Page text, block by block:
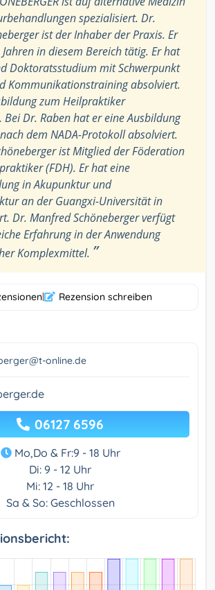
spezialisiert. Dr.
ist der Inhaber der Praxis. Er
in diesem Bereich tätig. Er hat
Doktoratsstudium mit Schwerpunkt
Kommunikationstraining absolviert.
zum Heilpraktiker
Bei Dr. Raben hat er eine Ausbildung
dem NADA-Protokoll absolviert.
ist Mitglied der Föderation
(FDH). Er hat eine
in Akupunktur und
an der Guangxi-Universität in
Dr. Manfred Schöneberger verfügt
Erfahrung in der Anwendung
Komplexmittel. ”
| Rezension schreiben
online.de
06127 6596
Mo,Do & Fr:9 - 18 Uhr
Di: 9 - 12 Uhr
Mi: 12 - 18 Uhr
Sa & So: Geschlossen